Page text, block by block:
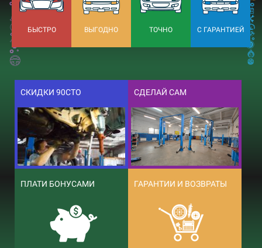
БЫСТРО ВЫГОДНО ТОЧНО С ГАРАНТИЕЙ
СКИДКИ 90СТО СДЕЛАЙ САМ
ПЛАТИ БОНУСАМИ ГАРАНТИИ И ВОЗВРАТЫ